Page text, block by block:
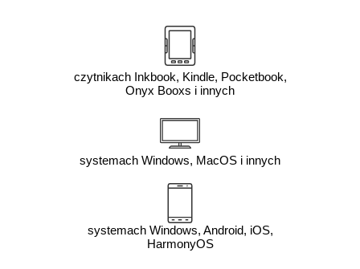
czytnikach Inkbook, Kindle, Pocketbook,
Onyx Booxs i innych
systemach Windows, MacOS i innych
systemach Windows, Android, iOS,
HarmonyOS